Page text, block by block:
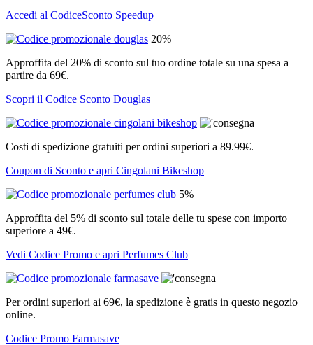
Accedi al CodiceSconto Speedup
20%
Approffita del 20% di sconto sul tuo ordine totale su una spesa a
partire da 69€.
Scopri il Codice Sconto Douglas
Costi di spedizione gratuiti per ordini superiori a 89.99€.
Coupon di Sconto e apri Cingolani Bikeshop
5%
Approffita del 5% di sconto sul totale delle tu spese con importo
superiore a 49€.
Vedi Codice Promo e apri Perfumes Club
Per ordini superiori ai 69€, la spedizione è gratis in questo negozio
online.
Codice Promo Farmasave